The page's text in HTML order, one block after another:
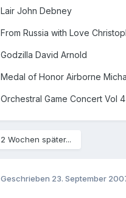
Lair John Debney
From Russia with Love
Godzilla David Arnold
Medal of Honor Airborne
Orchestral Game Concert Vol
2 Wochen später...
Geschrieben 23. September